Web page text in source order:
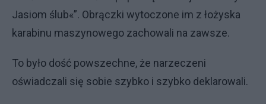
Jasiom ślub«”. Obrączki wytoczone im z łożyska
karabinu maszynowego zachowali na zawsze.
To było dość powszechne, że narzeczeni
oświadczali się sobie szybko i szybko deklarowali.